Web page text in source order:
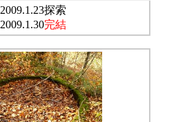
2009.1.23探索
2009.1.30完結